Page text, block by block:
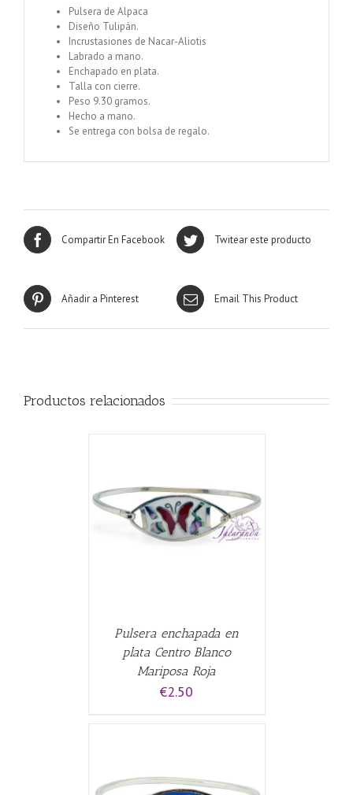
Pulsera de Alpaca
Diseño Tulipán.
Incrustasiones de Nacar-Aliotis
Labrado a mano.
Enchapado en plata.
Talla con cierre.
Peso 9.30 gramos.
Hecho a mano.
Se entrega con bolsa de regalo.
Compartir En Facebook Twitear este producto
Añadir a Pinterest Email This Product
Productos relacionados
Pulsera enchapada en
plata Centro Blanco
Mariposa Roja
€2.50